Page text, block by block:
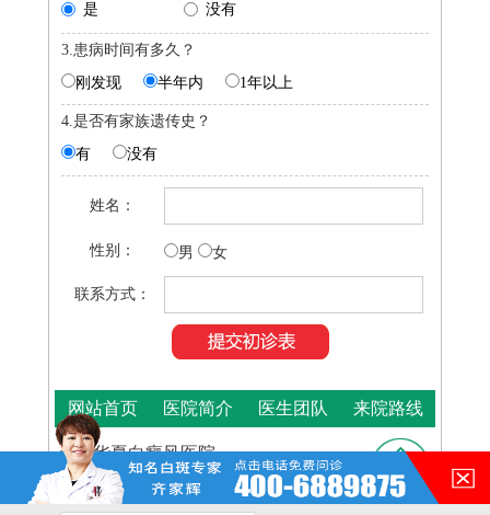
是
没有
3.患病时间有多久？
刚发现
半年内 1年以上
4.是否有家族遗传史？
有
没有
姓名：
性别： 男 女
联系方式：
网站首页 医院简介 医生团队 来院路线
合肥华夏白癜风医院
咨询热线：
400-688-9875